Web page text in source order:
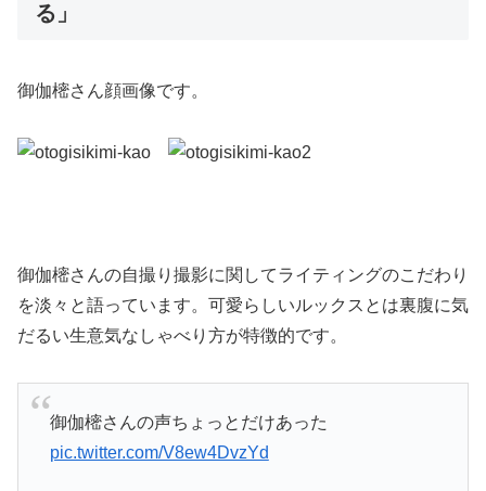
る」
御伽樒さん顔画像です。
御伽樒さんの自撮り撮影に関してライティングのこだわり
を淡々と語っています。可愛らしいルックスとは裏腹に気
だるい生意気なしゃべり方が特徴的です。
御伽樒さんの声ちょっとだけあった
pic.twitter.com/V8ew4DvzYd